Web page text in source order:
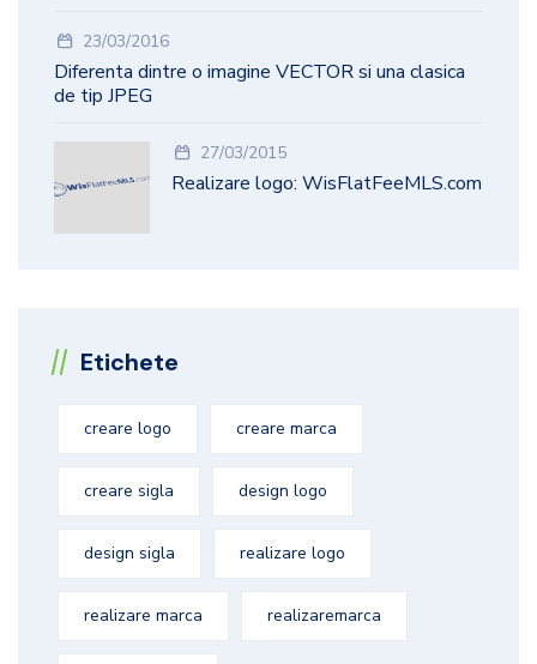
23/03/2016
Diferenta dintre o imagine VECTOR si una clasica
de tip JPEG
27/03/2015
Realizare logo: WisFlatFeeMLS.com
Etichete
creare logo creare marca
creare sigla design logo
design sigla realizare logo
realizare marca realizaremarca